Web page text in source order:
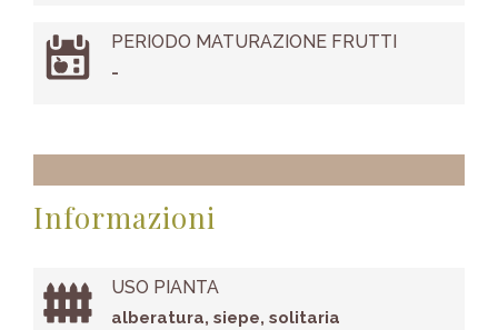
PERIODO MATURAZIONE FRUTTI
-
Informazioni
USO PIANTA
alberatura, siepe, solitaria